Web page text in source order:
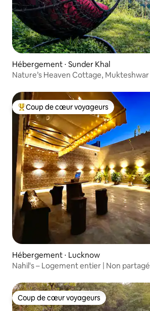
Hébergement ⋅ Sunder Khal
Nature’s Heaven Cottage, Mukteshwar
Coups de cœur voyageurs les plus
Coup de cœur voyageurs
Hébergement ⋅ Lucknow
Nahil's – Logement entier | Non
Coup de cœur voyageurs
Coup de cœur voyageurs